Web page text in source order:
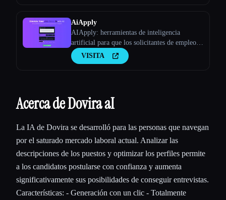
AiApply
AIApply: herramientas de inteligencia
artificial para que los solicitantes de empleo
creen la aplicación perfecta
VISITA
Acerca de Dovira aI
La IA de Dovira se desarrolló para las personas que navegan
por el saturado mercado laboral actual. Analizar las
descripciones de los puestos y optimizar los perfiles permite
a los candidatos postularse con confianza y aumenta
significativamente sus posibilidades de conseguir entrevistas.
Características: - Generación con un clic - Totalmente